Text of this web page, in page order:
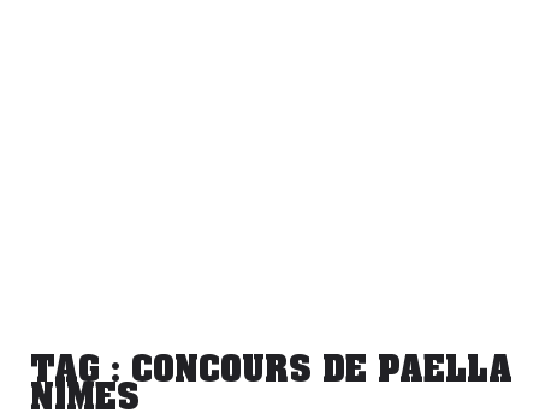
TAG : CONCOURS DE PAELLA
NÎMES